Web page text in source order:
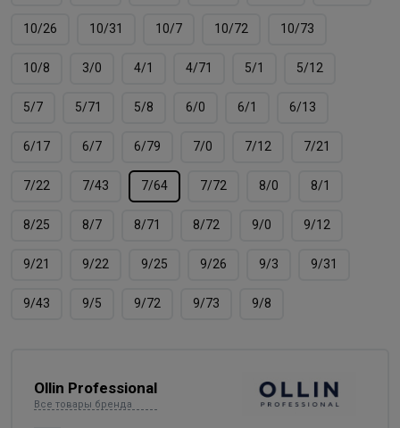
10/26 10/31 10/7 10/72 10/73
10/8 3/0 4/1 4/71 5/1 5/12
5/7 5/71 5/8 6/0 6/1 6/13
6/17 6/7 6/79 7/0 7/12 7/21
7/22 7/43 7/64 7/72 8/0 8/1
8/25 8/7 8/71 8/72 9/0 9/12
9/21 9/22 9/25 9/26 9/3 9/31
9/43 9/5 9/72 9/73 9/8
Ollin Professional
Все товары бренда